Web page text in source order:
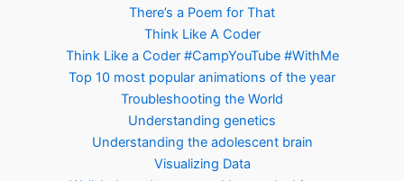
There’s a Poem for That
Think Like A Coder
Think Like a Coder #CampYouTube #WithMe
Top 10 most popular animations of the year
Troubleshooting the World
Understanding genetics
Understanding the adolescent brain
Visualizing Data